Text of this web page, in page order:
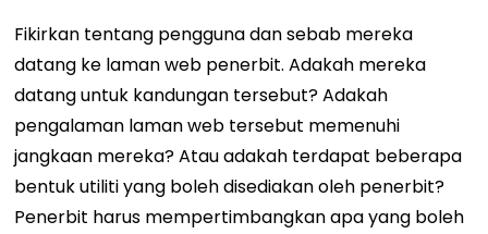
Fikirkan tentang pengguna dan sebab mereka
datang ke laman web penerbit. Adakah mereka
datang untuk kandungan tersebut? Adakah
pengalaman laman web tersebut memenuhi
jangkaan mereka? Atau adakah terdapat beberapa
bentuk utiliti yang boleh disediakan oleh penerbit?
Penerbit harus mempertimbangkan apa yang boleh